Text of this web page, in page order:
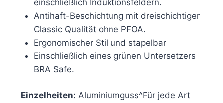
einschließlich Induktionsfeldern.
Antihaft-Beschichtung mit dreischichtiger
Classic Qualität ohne PFOA.
Ergonomischer Stil und stapelbar
Einschließlich eines grünen Untersetzers
BRA Safe.
Einzelheiten: Aluminiumguss^Für jede Art